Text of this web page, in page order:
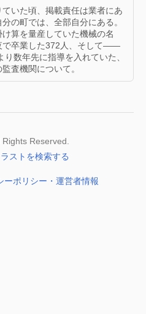
ていた頃、掲載責任は業者にあ
分の町では、全部自分にある。
け算を量産していた機械の名
で卒業した372人、そして——
り数年先に指導を入れていた、
査機関について。
Reserved.
ストを検索する
ーポリシー・運営者情報